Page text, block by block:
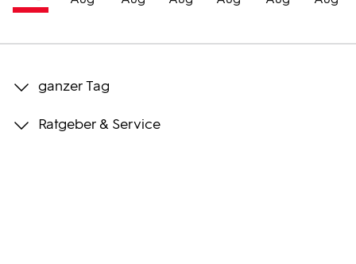
Bilder
ganzer Tag
Ratgeber & Service